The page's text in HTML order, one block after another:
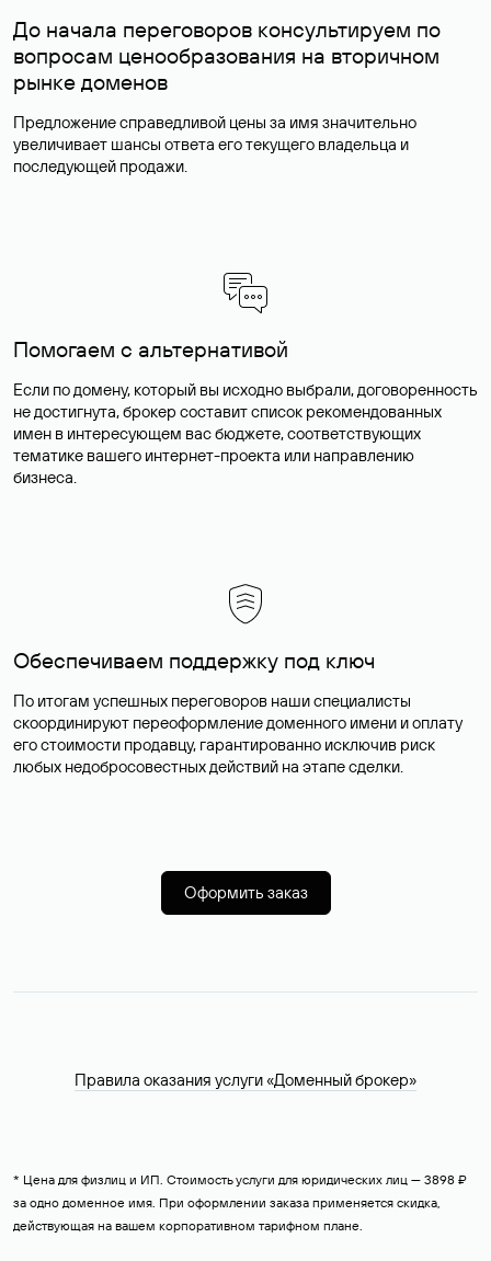
До начала переговоров консультируем по
вопросам ценообразования на вторичном
рынке доменов
Предложение справедливой цены за имя значительно
увеличивает шансы ответа его текущего владельца и
последующей продажи.
Помогаем с альтернативой
Если по домену, который вы исходно выбрали, договоренность
не достигнута, брокер составит список рекомендованных
имен в интересующем вас бюджете, соответствующих
тематике вашего интернет-проекта или направлению
бизнеса.
Обеспечиваем поддержку под ключ
По итогам успешных переговоров наши специалисты
скоординируют переоформление доменного имени и оплату
его стоимости продавцу, гарантированно исключив риск
любых недобросовестных действий на этапе сделки.
Оформить заказ
Правила оказания услуги «Доменный брокер»
* Цена для физлиц и ИП. Стоимость услуги для юридических лиц — 3898 ₽
за одно доменное имя. При оформлении заказа применяется скидка,
действующая на вашем корпоративном тарифном плане.